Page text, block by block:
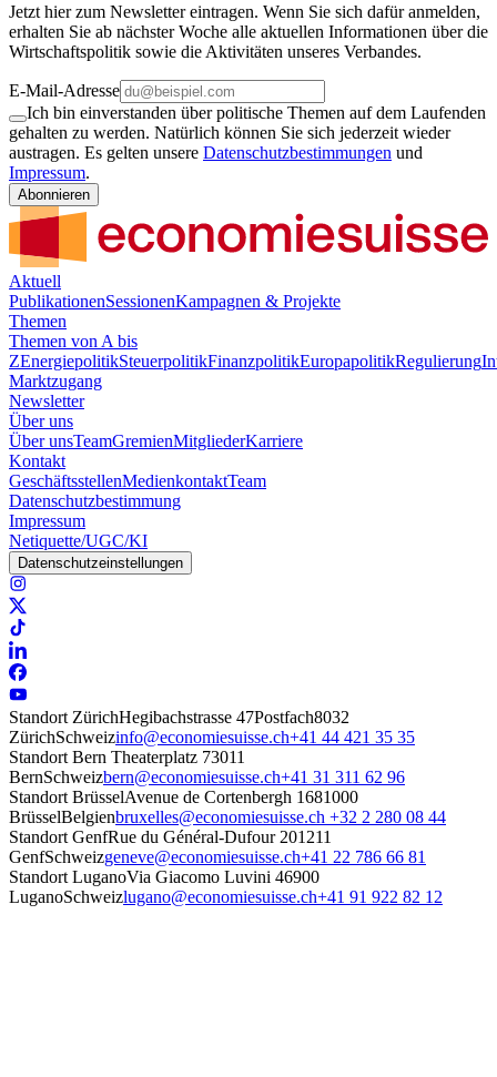
Jetzt hier zum Newsletter eintragen. Wenn Sie sich dafür anmelden,
erhalten Sie ab nächster Woche alle aktuellen Informationen über die
Wirtschaftspolitik sowie die Aktivitäten unseres Verbandes.
E-Mail-Adresse
Ich bin einverstanden über politische Themen auf dem Laufenden
gehalten zu werden. Natürlich können Sie sich jederzeit wieder
austragen. Es gelten unsere Datenschutzbestimmungen und
Impressum.
Abonnieren
Aktuell
PublikationenSessionenKampagnen & Projekte
Themen
Themen von A bis
ZEnergiepolitikSteuerpolitikFinanzpolitikEuropapolitikRegulierung
Marktzugang
Newsletter
Über uns
Über unsTeamGremienMitgliederKarriere
Kontakt
GeschäftsstellenMedienkontaktTeam
Datenschutzbestimmung
Impressum
Netiquette/UGC/KI
Datenschutzeinstellungen
Standort ZürichHegibachstrasse 47Postfach8032
ZürichSchweizinfo@economiesuisse.ch+41 44 421 35 35
Standort Bern Theaterplatz 73011
BernSchweizbern@economiesuisse.ch+41 31 311 62 96
Standort BrüsselAvenue de Cortenbergh 1681000
BrüsselBelgienbruxelles@economiesuisse.ch +32 2 280 08 44
Standort GenfRue du Général-Dufour 201211
GenfSchweizgeneve@economiesuisse.ch+41 22 786 66 81
Standort LuganoVia Giacomo Luvini 46900
LuganoSchweizlugano@economiesuisse.ch+41 91 922 82 12